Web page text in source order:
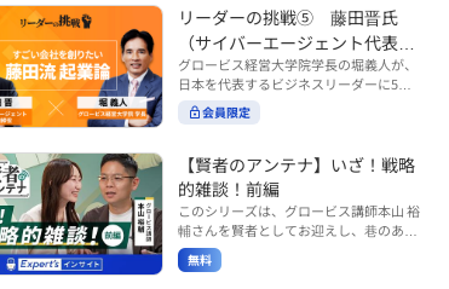
す。 本コースでは、基礎的なコーチング
の考え方を押さえたうえで、実際の職場
で起こりがちな事例をもとに、相手の思
考と行動を引き出す関わり方を学びま
す。 また、代表的なコーチングのフレー
ムワークである「GROWモデル」を取り
の主体性を引き出していくのかを、わか
りやすく解説します。 メンバーとの対話
を、成長を促す機会へと変えていく。そ
の第一歩としておすすめのコースです。
コース内で紹介している「傾聴力」を深
めたい方は、こちらも合わせてご覧くだ
さい。 ・傾聴力 ~リーダーのための聴く
バックオフィス」では、人事・総務・労
務・経理・情報システムなどのバックオ
フィス領域において、定型業務の自動化
や効率化といった現場レベルのAI活用だ
けでなく、いかにして経営や戦略に貢献
する存在へと進化していくのかについて
考えを深め、学んでいきます。 ■こんな
理・情シスなど、バックオフィス部門を
率いるリーダー・マネージャーの方 ・バ
ックオフィス業務へのAI活用やDX推進を
担っている方 ・AI時代におけるバックオ
フィスの役割や戦略のあり方を考えたい
方 ■AIシフトシリーズとは？ 『AI BUSI
リーダーの挑戦⑤ 藤田晋氏
（サイバーエージェント代表取
締役）
グロービス経営大学院学長の堀義人が、
日本を代表するビジネスリーダーに5つ
の質問（能力開発／挑戦／試練／仲間／
志）を投げかけ、その人生哲学を解き明
ーエージェント代表取締役の藤田晋氏。
起業の理由、経営をどうやって学んだ
か、アメーバブログ・ABEMAの立ち上
げ、経営チームづくりについてなど聞い
ていきます。（肩書きは2020年12月11
日撮影当時のもの） 藤田 晋 サイバー
会員限定
【賢者のアンテナ】いざ！戦略
的雑談！前編
このシリーズは、グロービス講師本山 裕
輔さんを賢者としてお迎えし、巷のあり
とあらゆるものを独自の視点で紐解き、
皆様の学びの意欲を刺激するコンテンツ
無料